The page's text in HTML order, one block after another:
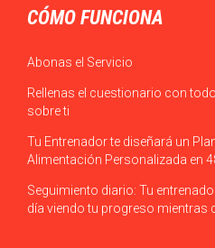
CÓMO FUNCIONA
Abonas el Servicio
Rellenas el cuestionario con
sobre ti
Tu Entrenador te diseñará un
Alimentación Personalizada en
Seguimiento diario: Tu
día viendo tu progreso mientras